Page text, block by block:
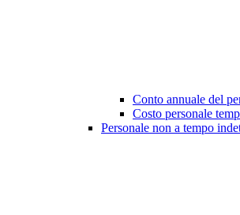
Conto annuale del
Costo personale
Personale non a tempo